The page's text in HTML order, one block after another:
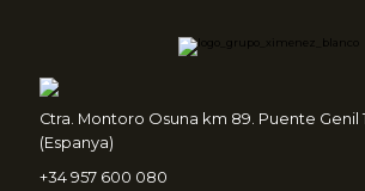
Ctra. Montoro Osuna km 89. Puente Genil
(Espanya)
+34 957 600 080